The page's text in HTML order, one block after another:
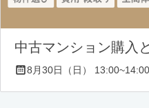
中古マンション購入
8月30日（日） 13:00~14:00